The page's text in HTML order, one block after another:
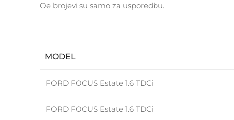
Oe brojevi su samo za usporedbu.
MODEL
FORD FOCUS Estate 1.6 TDCi
FORD FOCUS Estate 1.6 TDCi